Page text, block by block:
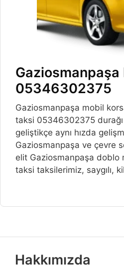
Gaziosmanpaşa
05346302375
Gaziosmanpaşa mobil
taksi 05346302375 durağı
geliştikçe aynı hızda
Gaziosmanpaşa ve çevre
elit Gaziosmanpaşa doblo
taksi taksilerimiz, saygılı,
Hakkımızda